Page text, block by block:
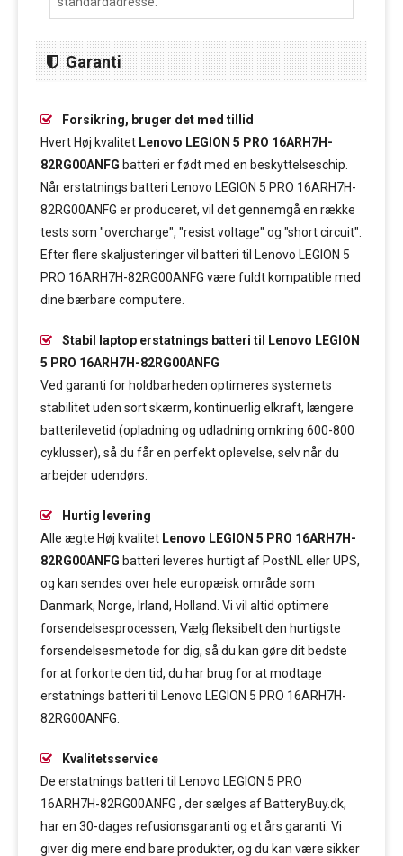
Garanti
Forsikring, bruger det med tillid
Hvert Høj kvalitet Lenovo LEGION 5 PRO 16ARH7H-
82RG00ANFG batteri er født med en beskyttelseschip.
Når erstatnings batteri Lenovo LEGION 5 PRO 16ARH7H-
82RG00ANFG er produceret, vil det gennemgå en række
tests som "overcharge", "resist voltage" og "short circuit".
Efter flere skaljusteringer vil batteri til Lenovo LEGION 5
PRO 16ARH7H-82RG00ANFG være fuldt kompatible med
dine bærbare computere.
Stabil laptop erstatnings batteri til Lenovo LEGION
5 PRO 16ARH7H-82RG00ANFG
Ved garanti for holdbarheden optimeres systemets
stabilitet uden sort skærm, kontinuerlig elkraft, længere
batterilevetid (opladning og udladning omkring 600-800
cyklusser), så du får en perfekt oplevelse, selv når du
arbejder udendørs.
Hurtig levering
Alle ægte Høj kvalitet Lenovo LEGION 5 PRO 16ARH7H-
82RG00ANFG batteri leveres hurtigt af PostNL eller UPS,
og kan sendes over hele europæisk område som
Danmark, Norge, Irland, Holland. Vi vil altid optimere
forsendelsesprocessen, Vælg fleksibelt den hurtigste
forsendelsesmetode for dig, så du kan gøre dit bedste
for at forkorte den tid, du har brug for at modtage
erstatnings batteri til Lenovo LEGION 5 PRO 16ARH7H-
82RG00ANFG.
Kvalitetsservice
De erstatnings batteri til Lenovo LEGION 5 PRO
16ARH7H-82RG00ANFG , der sælges af BatteryBuy.dk,
har en 30-dages refusionsgaranti og et års garanti. Vi
giver dig mere end bare produkter, og du kan være sikker